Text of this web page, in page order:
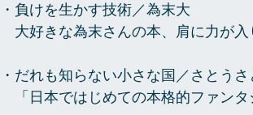
・負けを生かす技術／為末大
大好きな為末さんの本、肩に力が
・だれも知らない小さな国／さと
「日本ではじめての本格的ファンタ